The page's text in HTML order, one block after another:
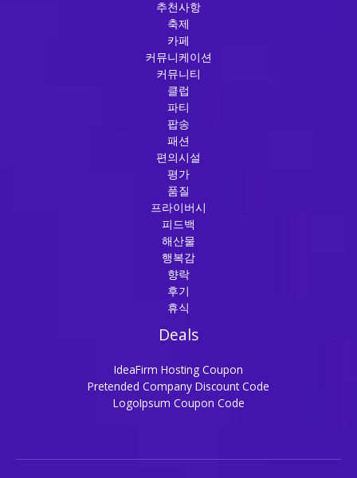
추천사항
축제
카페
커뮤니케이션
커뮤니티
클럽
파티
팝송
패션
편의시설
평가
품질
프라이버시
피드백
해산물
행복감
향락
후기
휴식
Deals
IdeaFirm Hosting Coupon
Pretended Company Discount Code
LogoIpsum Coupon Code